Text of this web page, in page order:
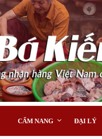
CẨM NANG ĐẠI LÝ